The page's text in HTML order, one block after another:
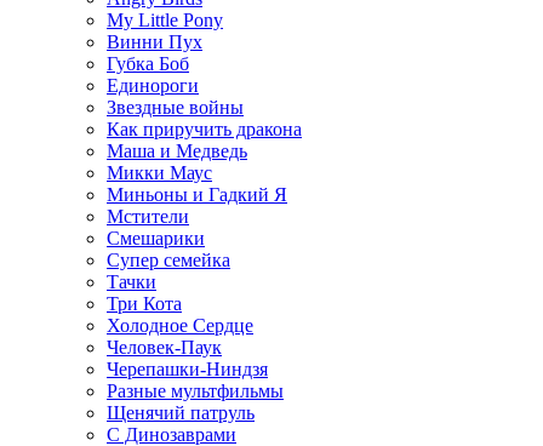
My Little Pony
Винни Пух
Губка Боб
Единороги
Звездные войны
Как приручить дракона
Маша и Медведь
Микки Маус
Миньоны и Гадкий Я
Мстители
Смешарики
Супер семейка
Тачки
Три Кота
Холодное Сердце
Человек-Паук
Черепашки-Ниндзя
Разные мультфильмы
Щенячий патруль
C Динозаврами